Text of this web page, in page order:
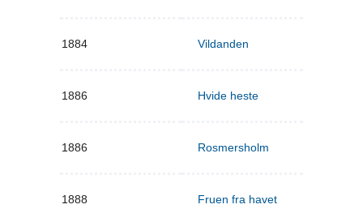
1884 Vildanden
1886 Hvide heste
1886 Rosmersholm
1888 Fruen fra havet